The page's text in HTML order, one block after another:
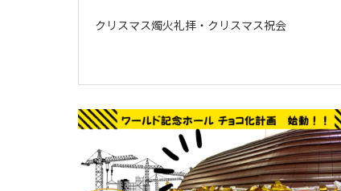
クリスマス燭火礼拝・クリスマス祝会